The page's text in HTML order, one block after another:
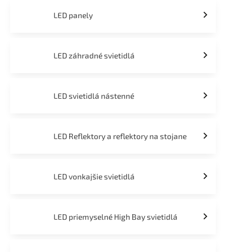
LED panely
LED záhradné svietidlá
LED svietidlá nástenné
LED Reflektory a reflektory na stojane
LED vonkajšie svietidlá
LED priemyselné High Bay svietidlá